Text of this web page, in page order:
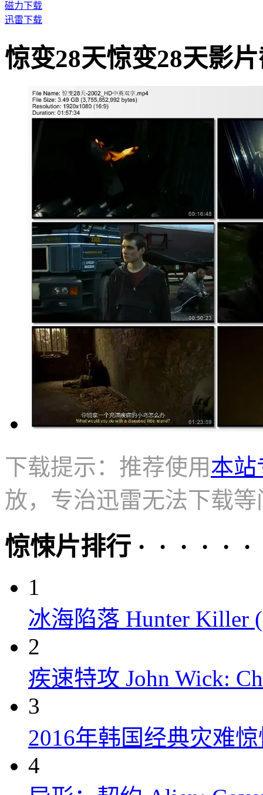
磁力下载
迅雷下载
惊变28天惊变28天影片
下载提示：推荐使用本站
放，专治迅雷无法下载等
惊悚片排行 · · · · · ·
1
冰海陷落 Hunter Killer
2
疾速特攻 John Wick:
3
2016年韩国经典灾难
4